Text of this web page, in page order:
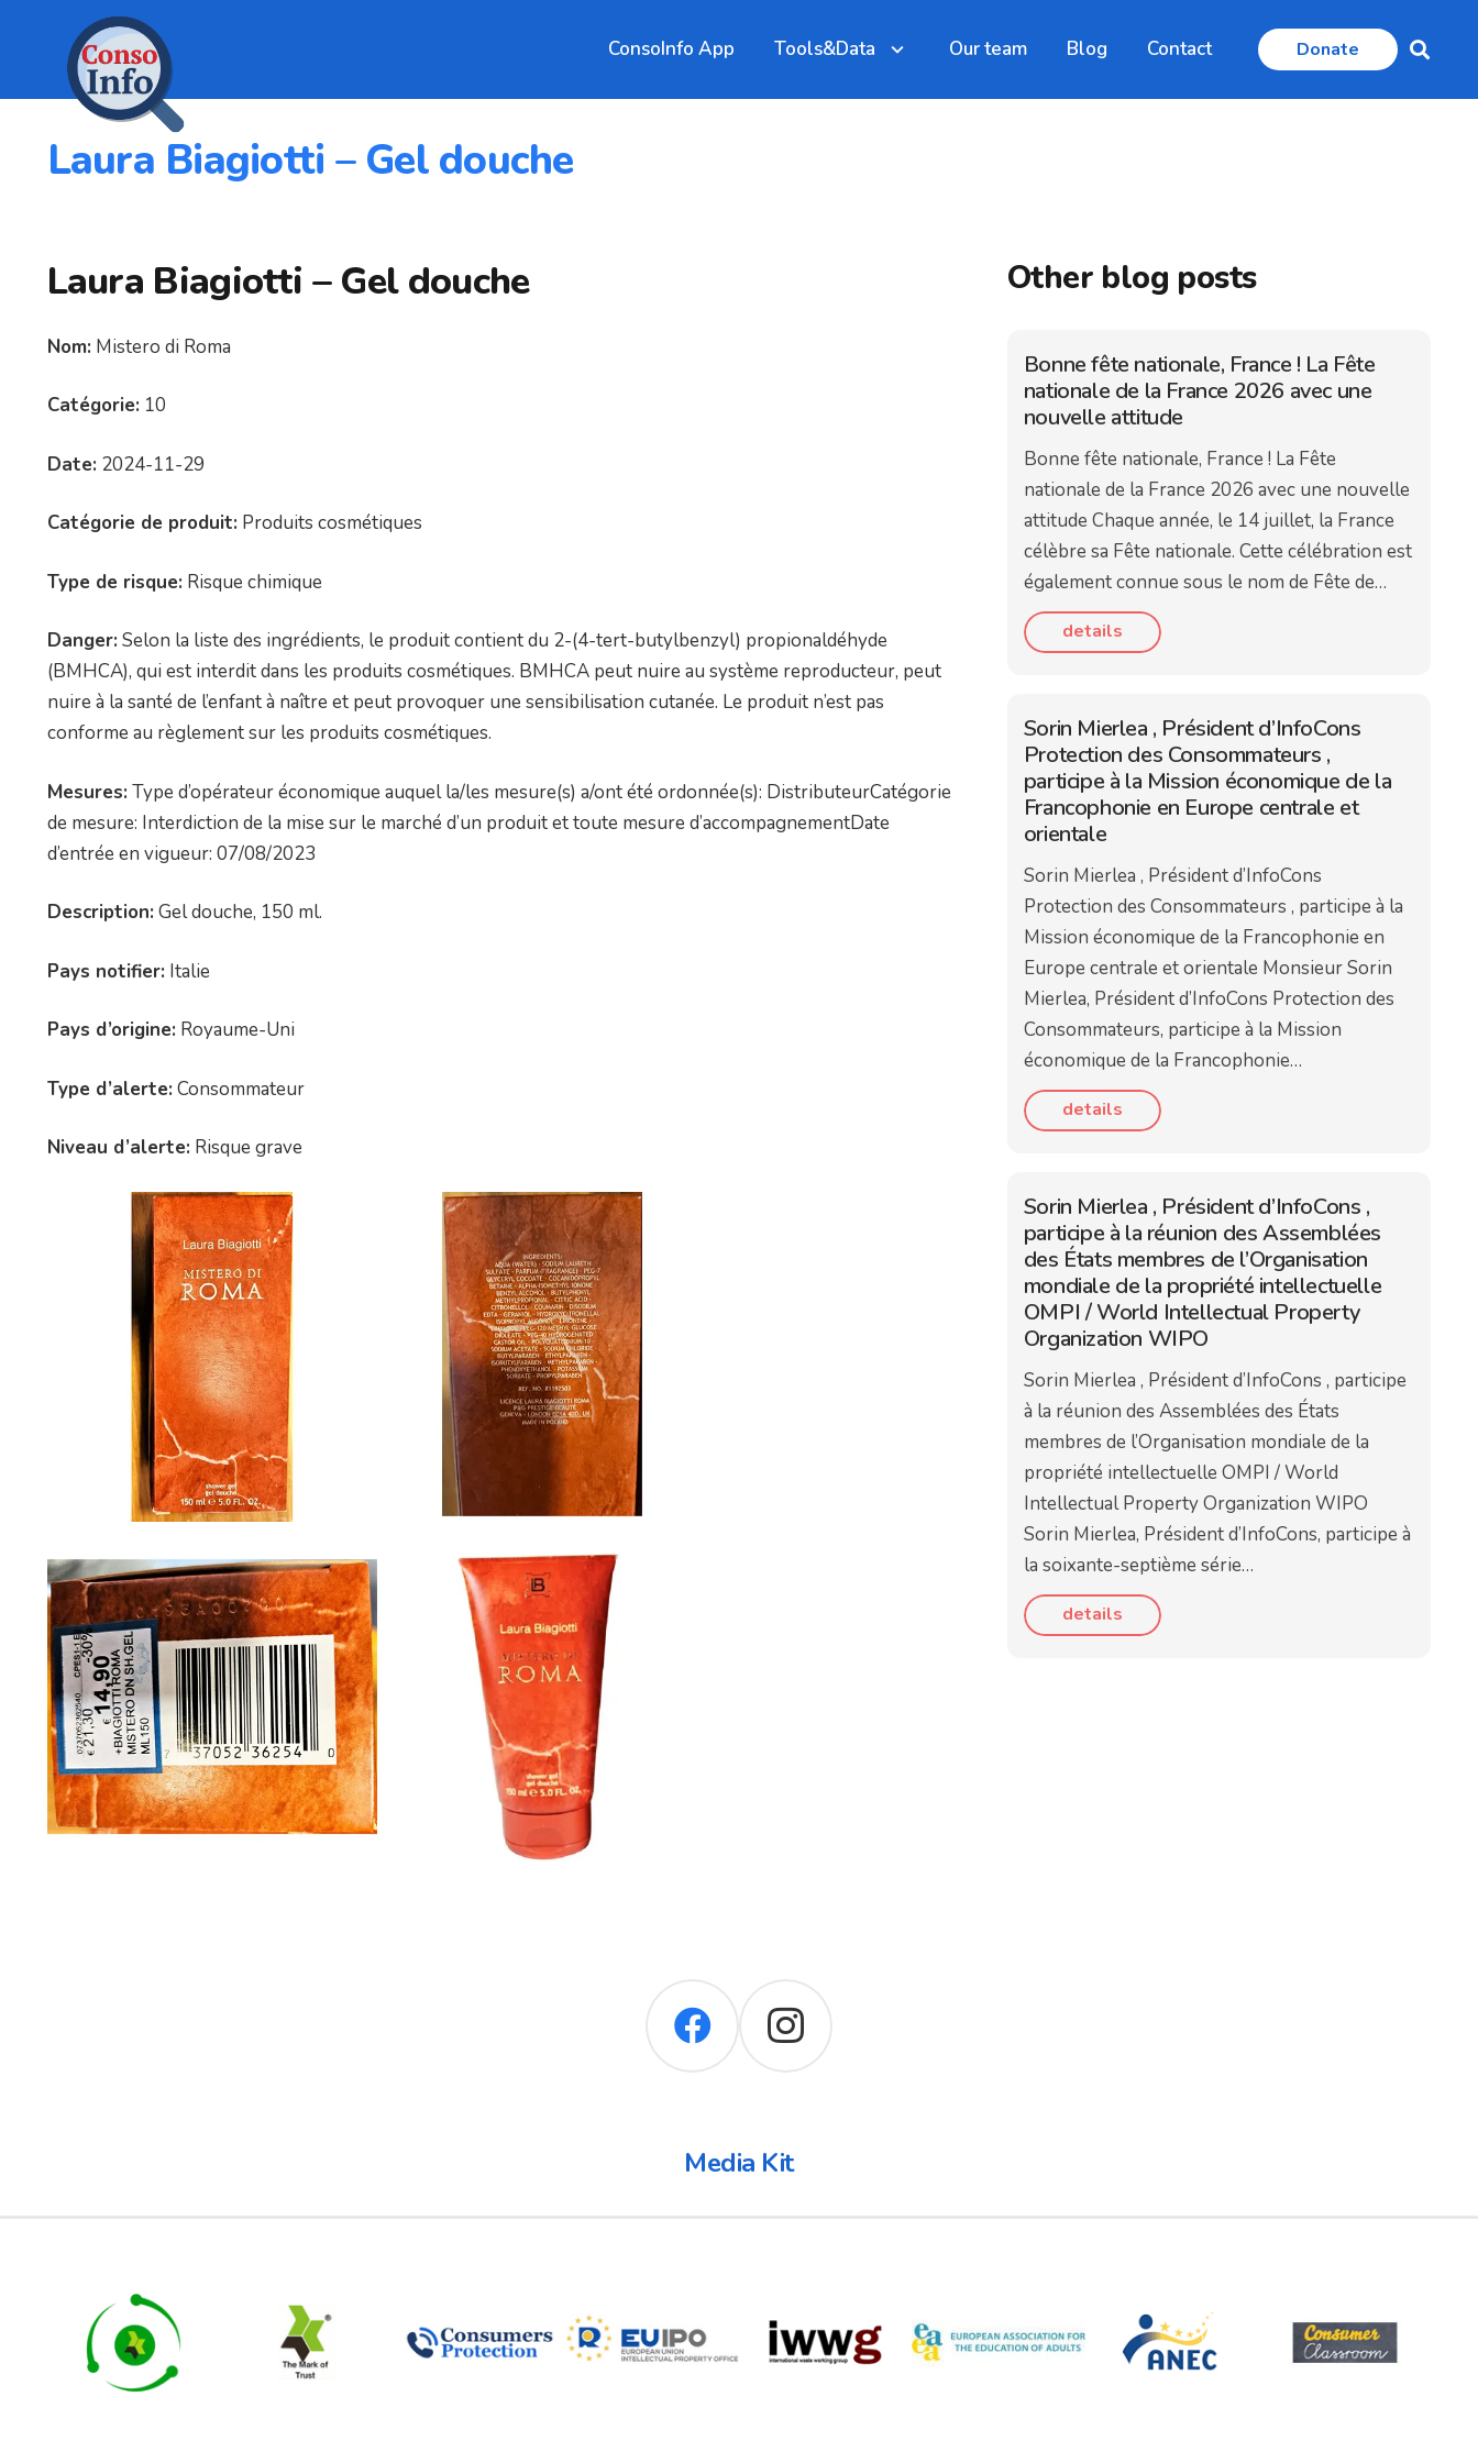
ConsoInfo App Tools&Data Our team Blog Contact Donate
Laura Biagiotti – Gel douche
Laura Biagiotti – Gel douche
Nom: Mistero di Roma
Catégorie: 10
Date: 2024-11-29
Catégorie de produit: Produits cosmétiques
Type de risque: Risque chimique
Danger: Selon la liste des ingrédients, le produit contient du 2-(4-tert-butylbenzyl) propionaldéhyde
(BMHCA), qui est interdit dans les produits cosmétiques. BMHCA peut nuire au système reproducteur, peut
nuire à la santé de l’enfant à naître et peut provoquer une sensibilisation cutanée. Le produit n’est pas
conforme au règlement sur les produits cosmétiques.
Mesures: Type d’opérateur économique auquel la/les mesure(s) a/ont été ordonnée(s): DistributeurCatégorie
de mesure: Interdiction de la mise sur le marché d’un produit et toute mesure d’accompagnementDate
d’entrée en vigueur: 07/08/2023
Description: Gel douche, 150 ml.
Pays notifier: Italie
Pays d’origine: Royaume-Uni
Type d’alerte: Consommateur
Niveau d’alerte: Risque grave
Other blog posts
Bonne fête nationale, France ! La Fête
nationale de la France 2026 avec une
nouvelle attitude
Bonne fête nationale, France ! La Fête
nationale de la France 2026 avec une nouvelle
attitude Chaque année, le 14 juillet, la France
célèbre sa Fête nationale. Cette célébration est
également connue sous le nom de Fête de…
details
Sorin Mierlea , Président d’InfoCons
Protection des Consommateurs ,
participe à la Mission économique de la
Francophonie en Europe centrale et
orientale
Sorin Mierlea , Président d’InfoCons
Protection des Consommateurs , participe à la
Mission économique de la Francophonie en
Europe centrale et orientale Monsieur Sorin
Mierlea, Président d’InfoCons Protection des
Consommateurs, participe à la Mission
économique de la Francophonie…
details
Sorin Mierlea , Président d’InfoCons ,
participe à la réunion des Assemblées
des États membres de l’Organisation
mondiale de la propriété intellectuelle
OMPI / World Intellectual Property
Organization WIPO
Sorin Mierlea , Président d’InfoCons , participe
à la réunion des Assemblées des États
membres de l’Organisation mondiale de la
propriété intellectuelle OMPI / World
Intellectual Property Organization WIPO
Sorin Mierlea, Président d’InfoCons, participe à
la soixante-septième série…
details
Media Kit